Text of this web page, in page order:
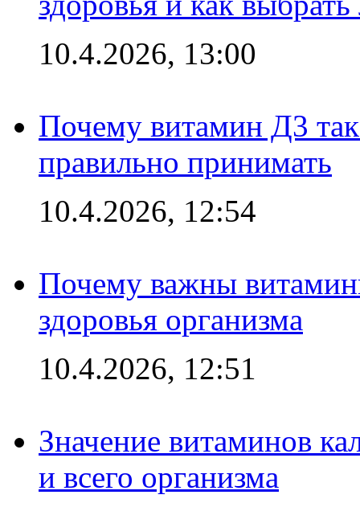
10.4.2026, 13:00
Почему витамин Д3 так
правильно принимать
10.4.2026, 12:54
Почему важны
здоровья организма
10.4.2026, 12:51
Значение витаминов
и всего организма